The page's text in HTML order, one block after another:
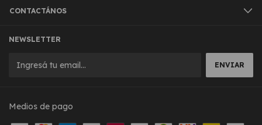
CONTACTÁNOS
NEWSLETTER
Medios de pago